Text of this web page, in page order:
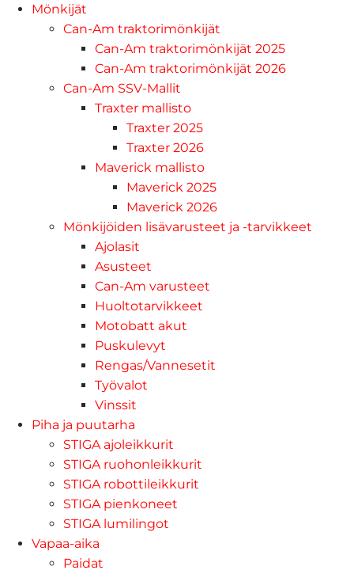
Mönkijät
Can-Am traktorimönkijät
Can-Am traktorimönkijät 2025
Can-Am traktorimönkijät 2026
Can-Am SSV-Mallit
Traxter mallisto
Traxter 2025
Traxter 2026
Maverick mallisto
Maverick 2025
Maverick 2026
Mönkijöiden lisävarusteet ja -tarvikkeet
Ajolasit
Asusteet
Can-Am varusteet
Huoltotarvikkeet
Motobatt akut
Puskulevyt
Rengas/Vannesetit
Työvalot
Vinssit
Piha ja puutarha
STIGA ajoleikkurit
STIGA ruohonleikkurit
STIGA robottileikkurit
STIGA pienkoneet
STIGA lumilingot
Vapaa-aika
Paidat